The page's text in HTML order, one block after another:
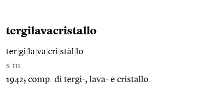
tergilavacristallo
ter gi la va cri stàl lo
s.m.
1942; comp. di tergi-, lava- e cristallo.